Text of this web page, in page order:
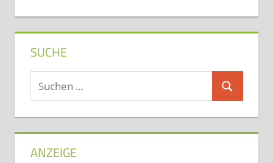
SUCHE
Suchen
nach:
Suchen
ANZEIGE